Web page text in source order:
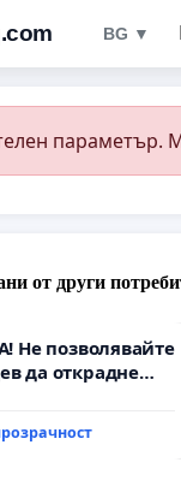
BG ▼
параметър.
от други
Не позволявайте
да открадне
ни в тъмното